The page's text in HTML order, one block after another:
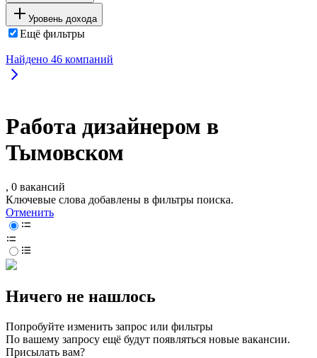
Уровень дохода
Ещё фильтры
Найдено 46 компаний
Работа дизайнером в
Тымовском
, 0 вакансий
Ключевые слова добавлены в фильтры поиска.
Отменить
Ничего не нашлось
Попробуйте изменить запрос или фильтры
По вашему запросу ещё будут появляться новые вакансии.
Присылать вам?